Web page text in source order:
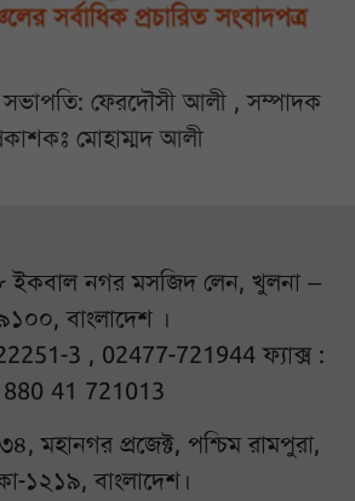
ফেরদৌসী আলী , সম্পাদক
মোহাম্মদ আলী
নগর মসজিদ লেন, খুলনা –
বাংলাদেশ ।
3 , 02477-721944 ফ্যাক্স :
880 41 721013
মহানগর প্রজেক্ট, পশ্চিম রামপুরা,
১২১৯, বাংলাদেশ।